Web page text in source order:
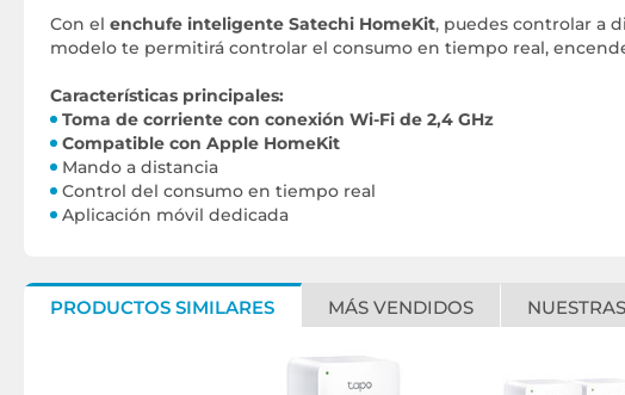
Con el enchufe inteligente Satechi HomeKit, puedes controlar a
modelo te permitirá controlar el consumo en tiempo real,
Características principales:
Toma de corriente con conexión Wi-Fi de 2,4 GHz
Compatible con Apple HomeKit
Mando a distancia
Control del consumo en tiempo real
Aplicación móvil dedicada
PRODUCTOS SIMILARES MÁS VENDIDOS